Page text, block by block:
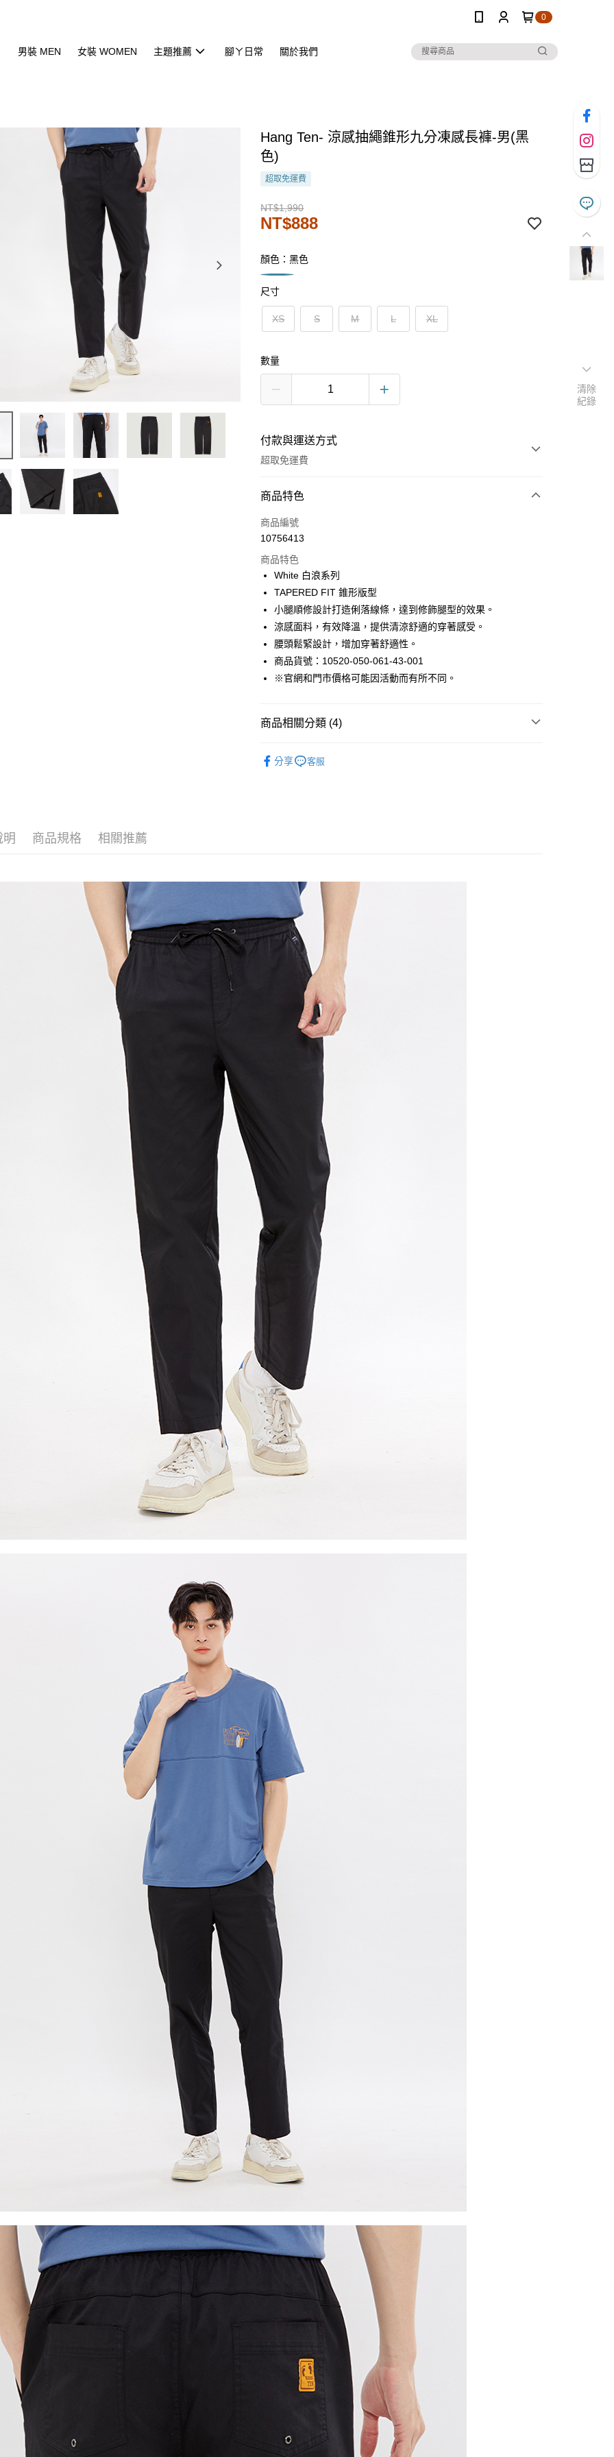
0
男裝 MEN 女裝 WOMEN 主題推薦 腳ㄚ日常 關於我們
Hang Ten- 涼感抽繩錐形九分凍感長褲-男(黑
色)
超取免運費
NT$1,990
NT$888
顏色：黑色
尺寸
XS S M L XL
數量
付款與運送方式
超取免運費
付款方式
信用卡一次付款
Apple Pay
街口支付
悠遊付
Google Pay
貨到付款
運送方式
免運費
每筆NT$280
貨到付款
每筆NT$130，滿NT$1,000(含以上)免運費
商品特色
商品編號
10756413
商品特色
White 白浪系列
TAPERED FIT 錐形版型
小腿順修設計打造俐落線條，達到修飾腿型的效果。
涼感面料，有效降溫，提供清涼舒適的穿著感受。
腰頭鬆緊設計，增加穿著舒適性。
商品貨號：10520-050-061-43-001
※官網和門市價格可能因活動而有所不同。
商品相關分類 (4)
分享 客服
明 商品規格 相關推薦
清除
紀錄